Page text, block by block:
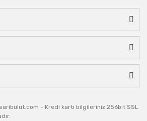
- Kredi kartı bilgileriniz 256bit SSL